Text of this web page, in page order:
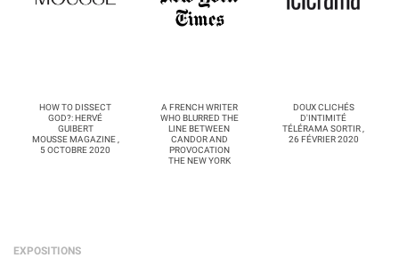
HOW TO DISSECT
GOD?: HERVÉ
GUIBERT
MOUSSE MAGAZINE ,
5 OCTOBRE 2020
A FRENCH WRITER
WHO BLURRED THE
LINE BETWEEN
CANDOR AND
PROVOCATION
THE NEW YORK
DOUX CLICHÉS
D'INTIMITÉ
TÉLÉRAMA SORTIR ,
26 FÉVRIER 2020
EXPOSITIONS